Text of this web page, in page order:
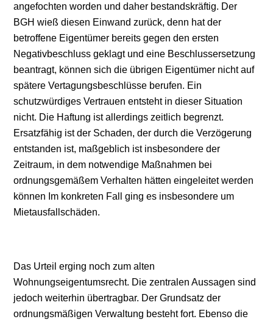
angefochten worden und daher bestandskräftig. Der
BGH wieß diesen Einwand zurück, denn hat der
betroffene Eigentümer bereits gegen den ersten
Negativbeschluss geklagt und eine Beschlussersetzung
beantragt, können sich die übrigen Eigentümer nicht auf
spätere Vertagungsbeschlüsse berufen. Ein
schutzwürdiges Vertrauen entsteht in dieser Situation
nicht. Die Haftung ist allerdings zeitlich begrenzt.
Ersatzfähig ist der Schaden, der durch die Verzögerung
entstanden ist, maßgeblich ist insbesondere der
Zeitraum, in dem notwendige Maßnahmen bei
ordnungsgemäßem Verhalten hätten eingeleitet werden
können Im konkreten Fall ging es insbesondere um
Mietausfallschäden.
Das Urteil erging noch zum alten
Wohnungseigentumsrecht. Die zentralen Aussagen sind
jedoch weiterhin übertragbar. Der Grundsatz der
ordnungsmäßigen Verwaltung besteht fort. Ebenso die